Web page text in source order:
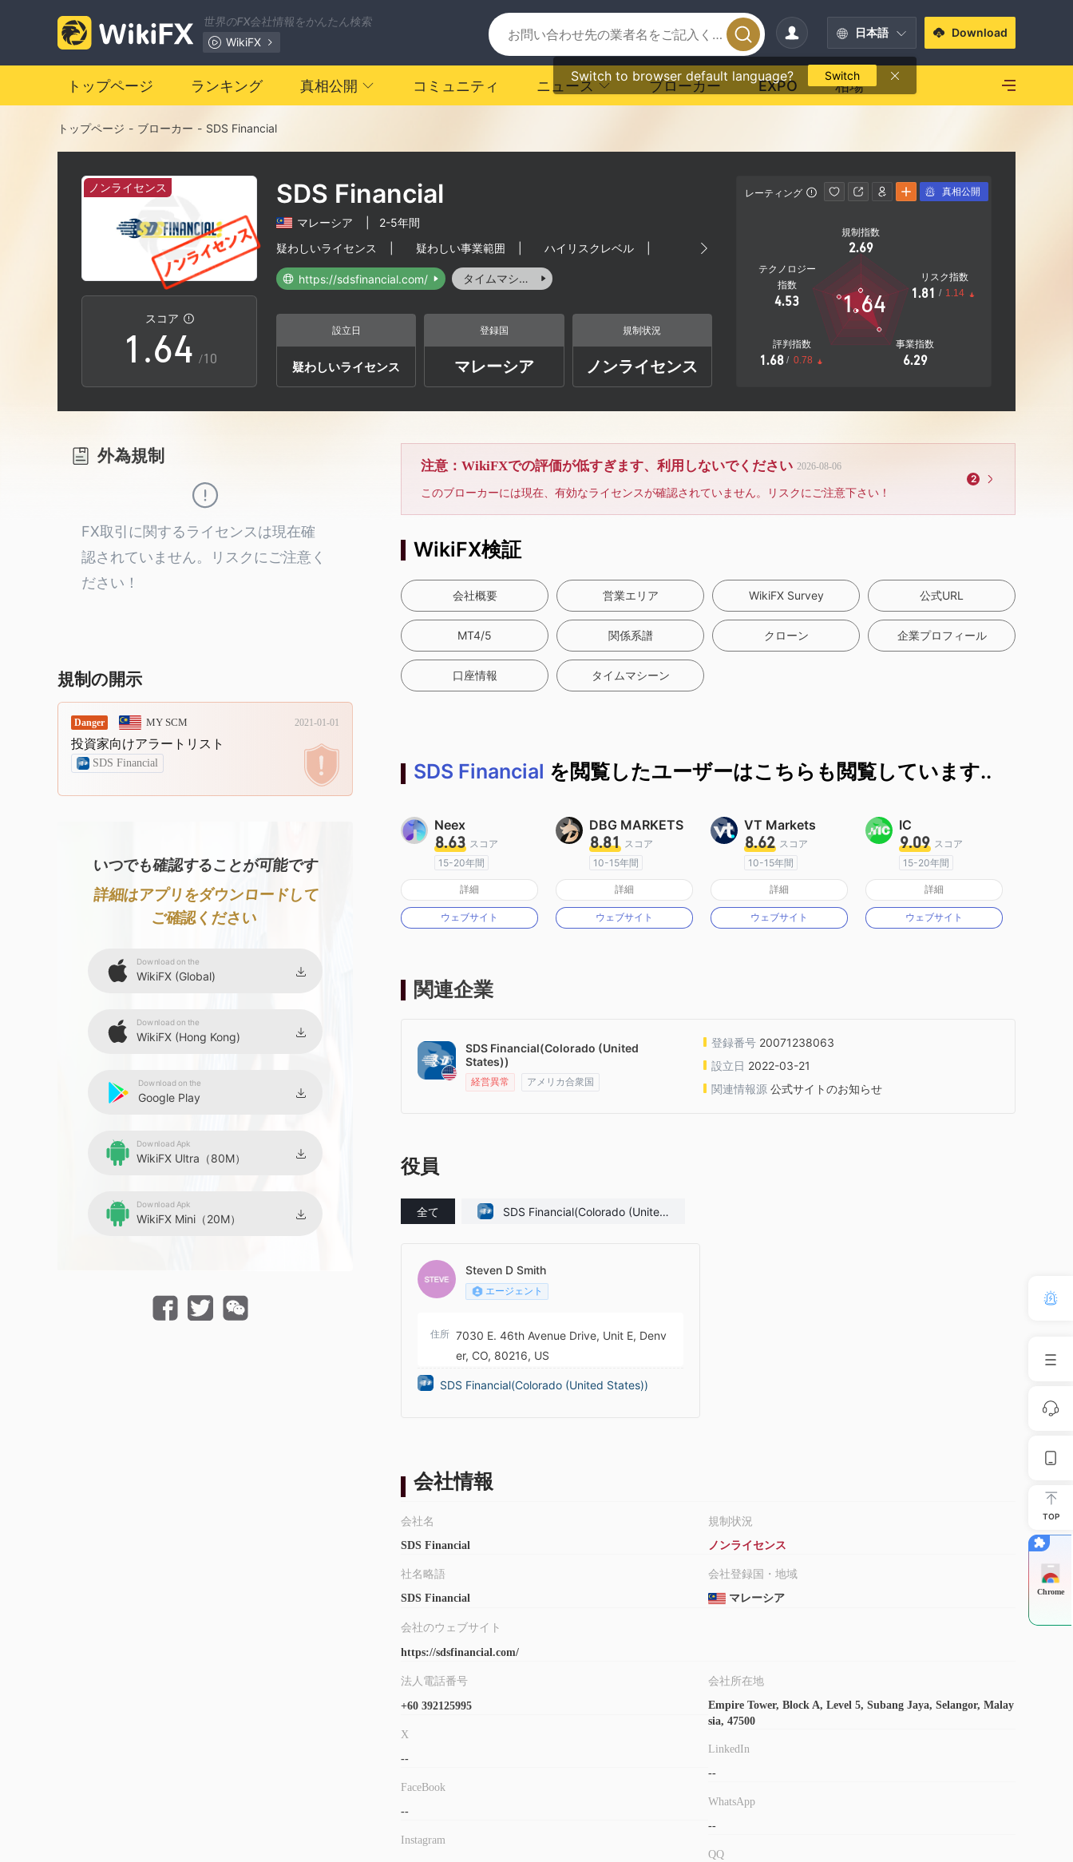
世界のFX会社情報をかんたん検索
WikiFX
日本語
Switch to browser default language? Switch
Download
トップページ ランキング 真相公開 コミュニティ ニュース ブローカー EXPO 相場
トップページ - ブローカー - SDS Financial
ノンライセンス
スコア
0
1
2
3
5
6
8
9
.
0
1
2
3
4
5
6
7
8
0
1
2
3
4
5
7
8
9
/10
SDS Financial
マレーシア
2-5年間
疑わしいライセンス
疑わしい事業範囲 ハイリスクレベル
https://sdsfinancial.com/ タイムマシーン
設立日
疑わしいライセンス
登録国
マレーシア
規制状況
ノンライセンス
レーティング
規制指数
2.69
テクノロジー
指数
4.53
評判指数
1.68 / 0.78
事業指数
6.29
リスク指数
1.81 / 1.14
1.64
真相公開
外為規制
FX取引に関するライセンスは現在確
認されていません。リスクにご注意く
ださい！
規制の開示
Danger MY SCM 2021-01-01
投資家向けアラートリスト
SDS Financial
いつでも確認することが可能です
詳細はアプリをダウンロードして
ご確認ください
Download on the
WikiFX (Global)
Download on the
WikiFX (Hong Kong)
Download on the
Google Play
Download Apk
WikiFX Ultra（80M）
Download Apk
WikiFX Mini（20M）
注意：WikiFXでの評価が低すぎます、利用しないでください 2026-08-06
このブローカーには現在、有効なライセンスが確認されていません。リスクにご注意下さい！
2
WikiFX検証
会社概要 営業エリア WikiFX Survey 公式URL
MT4/5 関係系譜 クローン 企業プロフィール
口座情報 タイムマシーン
SDS Financial を閲覧したユーザーはこちらも閲覧しています..
Neex
8.63 スコア
15-20年間
オーストラリア規制
マーケットメイキングライセンス（MM）
詳細
ウェブサイト
DBG MARKETS
8.81 スコア
10-15年間
オーストラリア規制
マーケットメイキングライセンス（MM）
詳細
ウェブサイト
VT Markets
8.62 スコア
10-15年間
オーストラリア規制
マーケットメイキングライセンス（MM）
詳細
ウェブサイト
IC
9.09 スコア
15-20年間
オーストラリア規制
マーケットメイキングライセンス（MM）
詳細
ウェブサイト
関連企業
SDS Financial(Colorado (United
States))
経営異常 アメリカ合衆国
登録番号 20071238063
設立日 2022-03-21
関連情報源 公式サイトのお知らせ
役員
全て
SDS Financial(Colorado (United
Steven D Smith
エージェント
住所 7030 E. 46th Avenue Drive, Unit E, Denv
er, CO, 80216, US
SDS Financial(Colorado (United States))
会社情報
会社名
SDS Financial
社名略語
SDS Financial
規制状況
ノンライセンス
会社登録国・地域
マレーシア
会社のウェブサイト
https://sdsfinancial.com/
法人電話番号
+60 392125995
X
--
FaceBook
--
Instagram
会社所在地
Empire Tower, Block A, Level 5, Subang Jaya, Selangor, Malay
sia, 47500
LinkedIn
--
WhatsApp
--
QQ
TOP
Chrome